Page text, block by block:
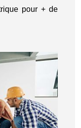
pour + de